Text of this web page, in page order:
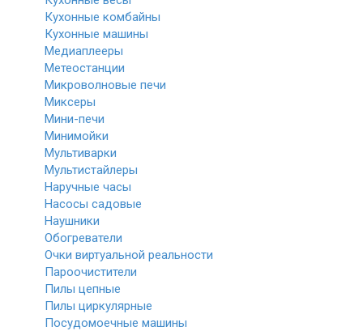
Кухонные комбайны
Кухонные машины
Медиаплееры
Метеостанции
Микроволновые печи
Миксеры
Мини-печи
Минимойки
Мультиварки
Мультистайлеры
Наручные часы
Насосы садовые
Наушники
Обогреватели
Очки виртуальной реальности
Пароочистители
Пилы цепные
Пилы циркулярные
Посудомоечные машины